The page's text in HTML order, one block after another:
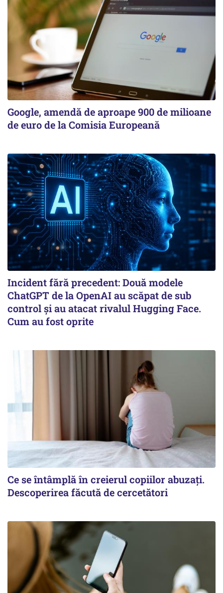
Google, amendă de aproape 900 de milioane
de euro de la Comisia Europeană
Incident fără precedent: Două modele
ChatGPT de la OpenAI au scăpat de sub
control și au atacat rivalul Hugging Face.
Cum au fost oprite
Ce se întâmplă în creierul copiilor abuzați.
Descoperirea făcută de cercetători